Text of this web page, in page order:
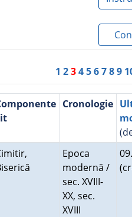
1 23456789
Cronologie
Epoca
modernă /
sec. XVIII-
XX, sec.
XVIII